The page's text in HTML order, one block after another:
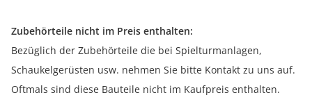
Zubehörteile nicht im Preis enthalten:
Bezüglich der Zubehörteile die bei Spielturmanlagen,
Schaukelgerüsten usw. nehmen Sie bitte Kontakt zu uns auf.
Oftmals sind diese Bauteile nicht im Kaufpreis enthalten.